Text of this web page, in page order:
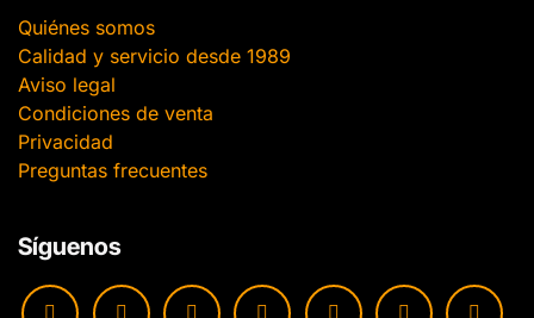
Quiénes somos
Calidad y servicio desde 1989
Aviso legal
Condiciones de venta
Privacidad
Preguntas frecuentes
Síguenos